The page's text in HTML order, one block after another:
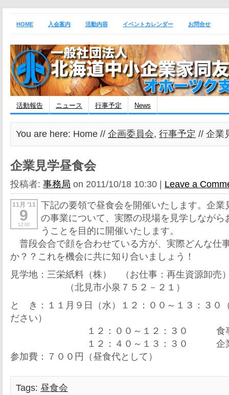
HOME 入会案内 活動内容 イベントカレンダー お問合せ
活動報告 ニュース 行事予定 News
You are here: Home // 企画委員会, 行事予定 // 企業
企業見学昼食会
投稿者: 事務局 on 2011/10/18 10:30 | Leave a
11月 ’11
9
12:00
下記の要領で昼食会を開催いたします。企業
の事業について、実際の現場を見学しながら
うことを目的に開催いたします。
普段会合で顔を合わせている方が、実際どんな仕
か？？これを機会に共に知り合いましょう！
見学地：三栄紙料（株） （お仕事：再生資源卸売
（北見市小泉７５２－２１）
と き：１１月９日（水）１２：００～１３：３０
ださい）
１２：００～１２：３０ 食
１２：４０～１３：３０ 企業
参加費：７００円（昼食代として）
Tags: 昼食会